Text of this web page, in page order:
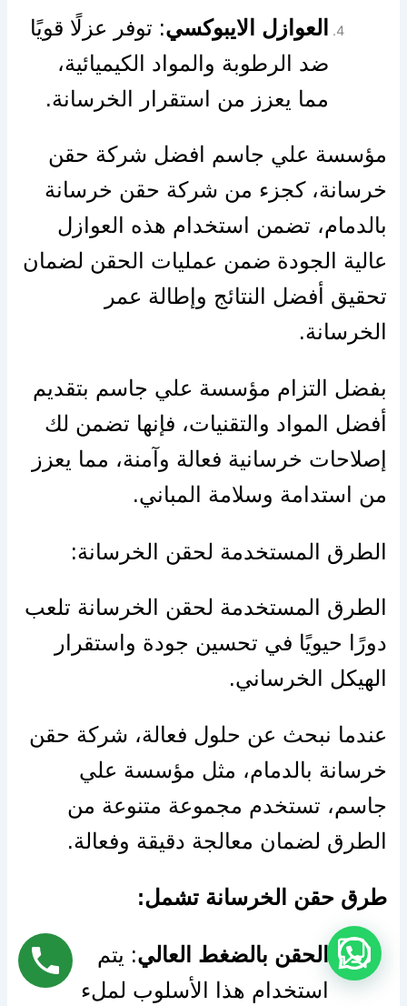
العوازل الايبوكسي: توفر عزلًا قويًا
ضد الرطوبة والمواد الكيميائية،
مما يعزز من استقرار الخرسانة.
مؤسسة علي جاسم افضل شركة حقن
خرسانة، كجزء من شركة حقن خرسانة
بالدمام، تضمن استخدام هذه العوازل
عالية الجودة ضمن عمليات الحقن لضمان
تحقيق أفضل النتائج وإطالة عمر
الخرسانة.
بفضل التزام مؤسسة علي جاسم بتقديم
أفضل المواد والتقنيات، فإنها تضمن لك
إصلاحات خرسانية فعالة وآمنة، مما يعزز
من استدامة وسلامة المباني.
الطرق المستخدمة لحقن الخرسانة:
الطرق المستخدمة لحقن الخرسانة تلعب
دورًا حيويًا في تحسين جودة واستقرار
الهيكل الخرساني.
عندما نبحث عن حلول فعالة، شركة حقن
خرسانة بالدمام، مثل مؤسسة علي
جاسم، تستخدم مجموعة متنوعة من
الطرق لضمان معالجة دقيقة وفعالة.
طرق حقن الخرسانة تشمل:
الحقن بالضغط العالي: يتم
استخدام هذا الأسلوب لملء